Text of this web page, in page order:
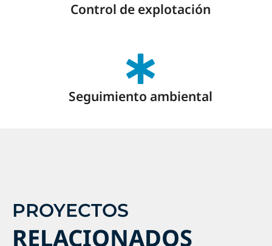
Control de explotación
Seguimiento ambiental
PROYECTOS
RELACIONADOS